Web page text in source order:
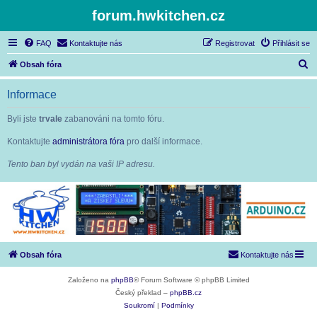
forum.hwkitchen.cz
FAQ Kontaktujte nás Přihlásit se
Registrovat
Obsah fóra
l
Informace
Byli jste trvale zabanováni na tomto fóru.
Kontaktujte administrátora fóra pro další informace.
Tento ban byl vydán na vaši IP adresu.
Obsah fóra Kontaktujte nás
Založeno na phpBB® Forum Software © phpBB Limited
Český překlad – phpBB.cz
Soukromí
Podmínky